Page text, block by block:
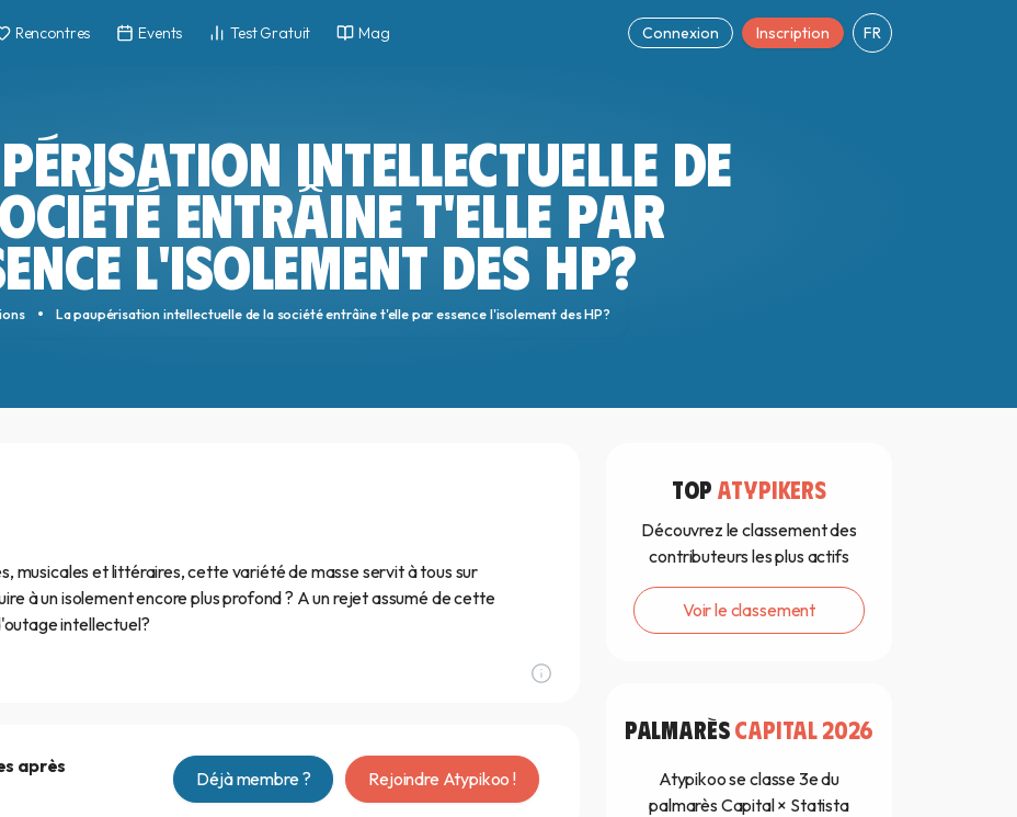
Connexion Inscription FR
Rencontres Events Test Gratuit Mag
INTELLECTUELLE DE
ENTRÂINE T'ELLE PAR
L'ISOLEMENT DES HP?
La paupérisation intellectuelle de la société entrâine t'elle par essence l'isolement des HP?
musicales et littéraires, cette variété de masse servit à tous sur
à un isolement encore plus profond ? A un rejet assumé de cette
intellectuel?
après
Déjà membre ? Rejoindre Atypikoo !
TOP ATYPIKERS
Découvrez le classement des
contributeurs les plus actifs
Voir le classement
PALMARÈSCAPITAL 2026
Atypikoo se classe 3e du
palmarès Capital × Statista